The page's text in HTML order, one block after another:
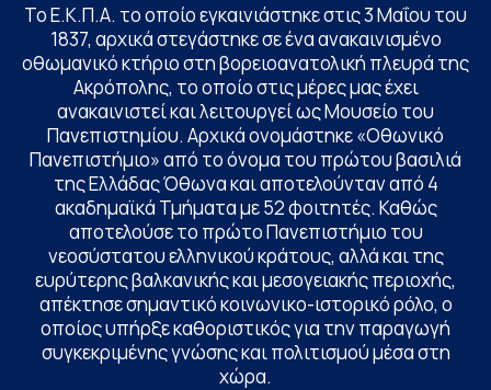
Το Ε.Κ.Π.Α. το οποίο εγκαινιάστηκε στις 3 Μαΐου του
1837, αρχικά στεγάστηκε σε ένα ανακαινισμένο
οθωμανικό κτήριο στη βορειοανατολική πλευρά της
Ακρόπολης, το οποίο στις μέρες μας έχει
ανακαινιστεί και λειτουργεί ως Μουσείο του
Πανεπιστημίου. Αρχικά ονομάστηκε «Οθωνικό
Πανεπιστήμιο» από το όνομα του πρώτου βασιλιά
της Ελλάδας Όθωνα και αποτελούνταν από 4
ακαδημαϊκά Τμήματα με 52 φοιτητές. Καθώς
αποτελούσε το πρώτο Πανεπιστήμιο του
νεοσύστατου ελληνικού κράτους, αλλά και της
ευρύτερης βαλκανικής και μεσογειακής περιοχής,
απέκτησε σημαντικό κοινωνικο-ιστορικό ρόλο, ο
οποίος υπήρξε καθοριστικός για την παραγωγή
συγκεκριμένης γνώσης και πολιτισμού μέσα στη
χώρα.